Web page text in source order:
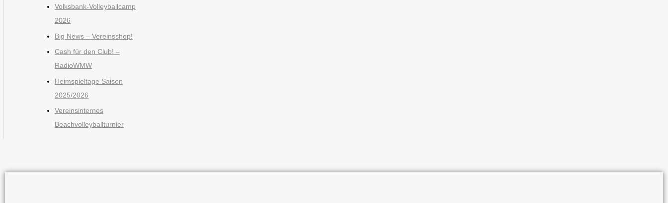
Volksbank-Volleyballcamp
2026
Big News – Vereinsshop!
Cash für den Club! –
RadioWMW
Heimspieltage Saison
2025/2026
Vereinsinternes
Beachvolleyballturnier